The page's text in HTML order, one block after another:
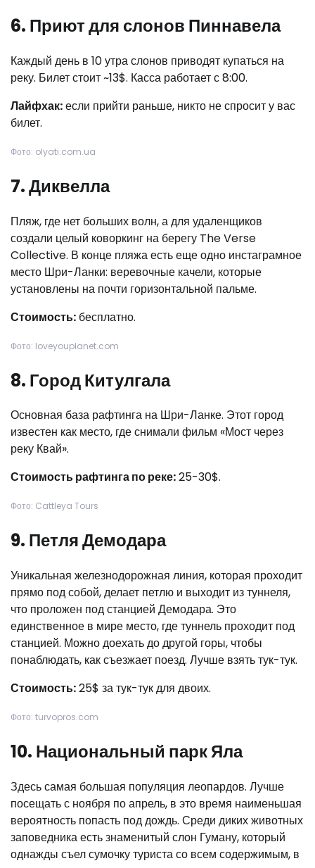
6. Приют для слонов Пиннавела
Каждый день в 10 утра слонов приводят купаться на
реку. Билет стоит ~13$. Касса работает с 8:00.
Лайфхак:если прийти раньше, никто не спросит у вас
билет.
Фото: olyati.com.ua
7. Диквелла
Пляж, где нет больших волн, а для удаленщиков
создали целый коворкинг на берегу The Verse
Collective. В конце пляжа есть еще одно инстаграмное
место Шри-Ланки: веревочные качели, которые
установлены на почти горизонтальной пальме.
Стоимость: бесплатно.
Фото: loveyouplanet.com
8. Город Китулгала
Основная база рафтинга на Шри-Ланке. Этот город
известен как место, где снимали фильм «Мост через
реку Квай».
Стоимость рафтинга по реке:25-30$.
Фото: Cattleya Tours
9. Петля Демодара
Уникальная железнодорожная линия, которая проходит
прямо под собой, делает петлю и выходит из туннеля,
что проложен под станцией Демодара. Это
единственное в мире место, где туннель проходит под
станцией. Можно доехать до другой горы, чтобы
понаблюдать, как съезжает поезд. Лучше взять тук-тук.
Стоимость:25$ за тук-тук для двоих.
Фото: turvopros.com
10. Национальный парк Яла
Здесь самая большая популяция леопардов. Лучше
посещать с ноября по апрель, в это время наименьшая
вероятность попасть под дождь. Среди диких животных
заповедника есть знаменитый слон Гуману, который
однажды съел сумочку туриста со всем содержимым, в